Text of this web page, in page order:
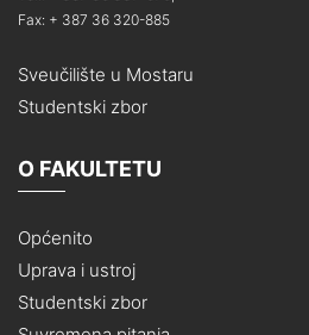
Fax: + 387 36 320-885
Sveučilište u Mostaru
Studentski zbor
O FAKULTETU
Općenito
Uprava i ustroj
Studentski zbor